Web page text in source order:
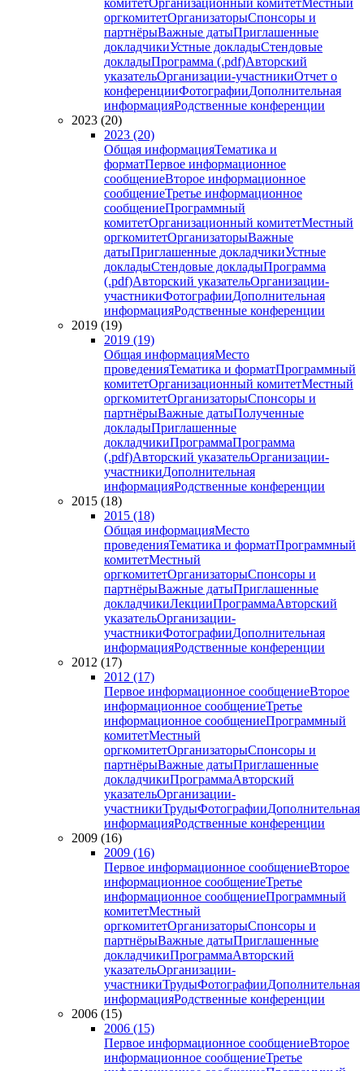
комитетОрганизационный комитетМестный
оргкомитетОрганизаторыСпонсоры и
партнёрыВажные датыПриглашенные
докладчикиУстные докладыСтендовые
докладыПрограмма (.pdf)Авторский
указательОрганизации-участникиОтчет о
конференцииФотографииДополнительная
информацияРодственные конференции
2023 (20)
2023 (20)
Общая информацияТематика и
форматПервое информационное
сообщениеВторое информационное
сообщениеТретье информационное
сообщениеПрограммный
комитетОрганизационный комитетМестный
оргкомитетОрганизаторыВажные
датыПриглашенные докладчикиУстные
докладыСтендовые докладыПрограмма
(.pdf)Авторский указательОрганизации-
участникиФотографииДополнительная
информацияРодственные конференции
2019 (19)
2019 (19)
Общая информацияМесто
проведенияТематика и форматПрограммный
комитетОрганизационный комитетМестный
оргкомитетОрганизаторыСпонсоры и
партнёрыВажные датыПолученные
докладыПриглашенные
докладчикиПрограммаПрограмма
(.pdf)Авторский указательОрганизации-
участникиДополнительная
информацияРодственные конференции
2015 (18)
2015 (18)
Общая информацияМесто
проведенияТематика и форматПрограммный
комитетМестный
оргкомитетОрганизаторыСпонсоры и
партнёрыВажные датыПриглашенные
докладчикиЛекцииПрограммаАвторский
указательОрганизации-
участникиФотографииДополнительная
информацияРодственные конференции
2012 (17)
2012 (17)
Первое информационное сообщениеВторое
информационное сообщениеТретье
информационное сообщениеПрограммный
комитетМестный
оргкомитетОрганизаторыСпонсоры и
партнёрыВажные датыПриглашенные
докладчикиПрограммаАвторский
указательОрганизации-
участникиТрудыФотографииДополнительная
информацияРодственные конференции
2009 (16)
2009 (16)
Первое информационное сообщениеВторое
информационное сообщениеТретье
информационное сообщениеПрограммный
комитетМестный
оргкомитетОрганизаторыСпонсоры и
партнёрыВажные датыПриглашенные
докладчикиПрограммаАвторский
указательОрганизации-
участникиТрудыФотографииДополнительная
информацияРодственные конференции
2006 (15)
2006 (15)
Первое информационное сообщениеВторое
информационное сообщениеТретье